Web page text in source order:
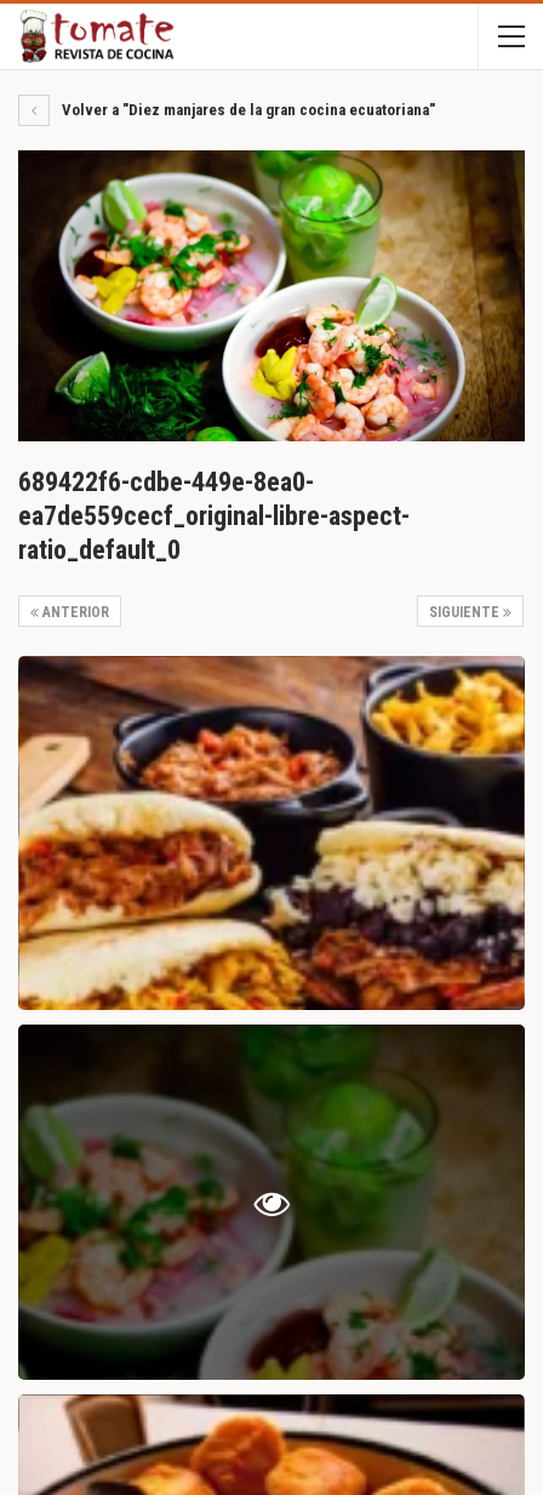
Volver a "Diez manjares de la gran cocina ecuatoriana"
689422f6-cdbe-449e-8ea0-
ea7de559cecf_original-libre-aspect-
ratio_default_0
SIGUIENTE
ANTERIOR